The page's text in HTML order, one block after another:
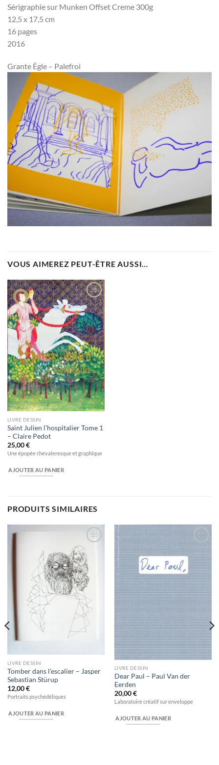
Sérigraphie sur Munken Offset Creme 300g
12,5 x 17,5 cm
16 pages
2016
Grante Ègle – Palefroi
VOUS AIMEREZ PEUT-ÊTRE AUSSI…
Ajouter
à la
wishlist
LIVRE DESSIN
Saint Julien l’hospitalier Tome 1
– Claire Pedot
25,00€
Une épopée chevaleresque et graphique
AJOUTER AU PANIER
PRODUITS SIMILAIRES
Ajouter
wishlist
LIVRE DESSIN
Tomber dans l’escalier – Jasper
Sebastian Stürup
12,00€
Portraits psychédéliques
AJOUTER AU PANIER
Ajouter
à la
wishlist
LIVRE DESSIN
Dear Paul – Paul Van der
Eerden
20,00€
Laboratoire créatif sur enveloppe
AJOUTER AU PANIER